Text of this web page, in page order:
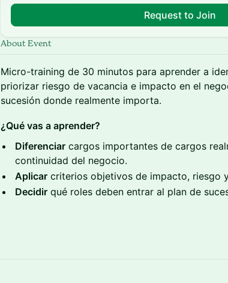
Request to Join
About Event
Micro-training de 30 minutos para aprender a
priorizar riesgo de vacancia e impacto en el
sucesión donde realmente importa.
¿Qué vas a aprender?
Diferenciar cargos importantes de cargos
continuidad del negocio.
Aplicar criterios objetivos de impacto, riesgo
Decidir qué roles deben entrar al plan de